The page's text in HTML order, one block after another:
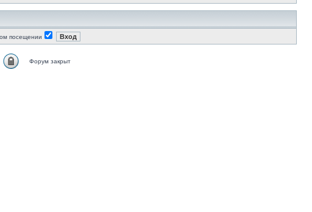
посещении
Форум закрыт